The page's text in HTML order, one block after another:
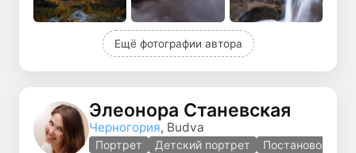
Ещё фотографии автора
Элеонора Станевская
Черногория, Budva
Портрет Детский портрет Постановочная